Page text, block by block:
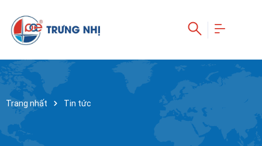
Trang nhất Tin tức